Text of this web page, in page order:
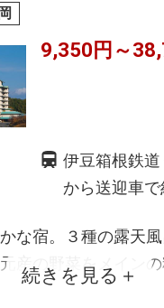
9,350円～
伊豆箱根鉄
から送迎車で
な宿。３種の露天
産の野菜をメイン
貸切風呂、露天風呂
続きを見る